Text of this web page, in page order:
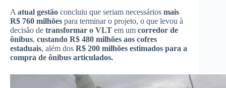
A atual gestão concluiu que seriam necessários mais
R$ 760 milhões para terminar o projeto, o que levou à
decisão de transformar o VLT em um corredor de
ônibus, custando R$ 480 milhões aos cofres
estaduais, além dos R$ 200 milhões estimados para a
compra de ônibus articulados.